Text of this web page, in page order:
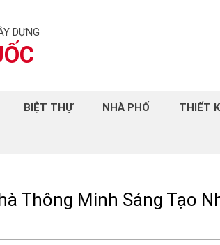
DỰNG
BIỆT THỰ NHÀ PHỐ THIẾT
Thông Minh Sáng Tạo